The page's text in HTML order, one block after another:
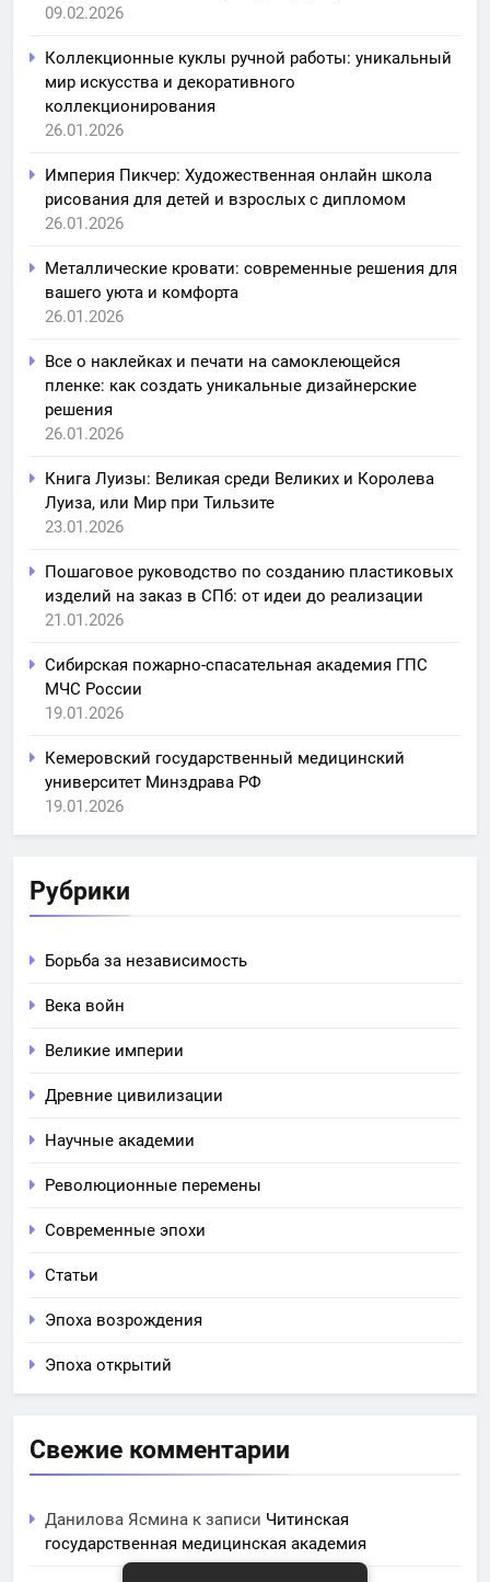
09.02.2026
Коллекционные куклы ручной работы: уникальный
мир искусства и декоративного
коллекционирования
26.01.2026
Империя Пикчер: Художественная онлайн школа
рисования для детей и взрослых с дипломом
26.01.2026
Металлические кровати: современные решения для
вашего уюта и комфорта
26.01.2026
Все о наклейках и печати на самоклеющейся
пленке: как создать уникальные дизайнерские
решения
26.01.2026
Книга Луизы: Великая среди Великих и Королева
Луиза, или Мир при Тильзите
23.01.2026
Пошаговое руководство по созданию пластиковых
изделий на заказ в СПб: от идеи до реализации
21.01.2026
Сибирская пожарно-спасательная академия ГПС
МЧС России
19.01.2026
Кемеровский государственный медицинский
университет Минздрава РФ
19.01.2026
Рубрики
Борьба за независимость
Века войн
Великие империи
Древние цивилизации
Научные академии
Революционные перемены
Современные эпохи
Статьи
Эпоха возрождения
Эпоха открытий
Свежие комментарии
Данилова Ясмина к записи Читинская
государственная медицинская академия